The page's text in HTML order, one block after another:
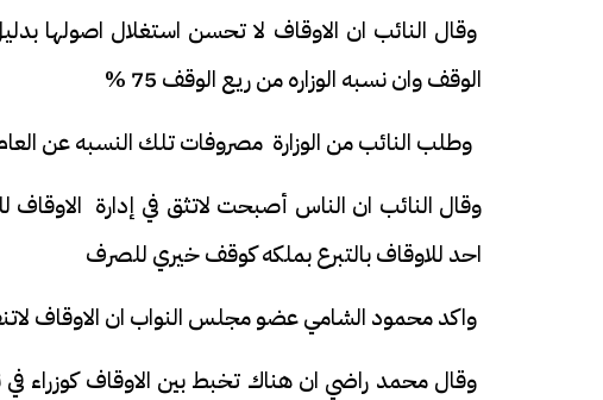
وقال النائب ان الاوقاف لا تحسن استغلال اصولها
الوقف وان نسبه الوزاره من ريع الوقف 75 %
وطلب النائب من الوزارة مصروفات تلك النسبه عن
احد للاوقاف بالتبرع بملكه كوقف خيري للصرف
واكد محمود الشامي عضو مجلس النواب ان الاوقاف
وقال محمد راضي ان هناك تخبط بين الاوقاف كوزراء
فيديو